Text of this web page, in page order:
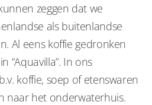
zeggen dat we
als buitenlandse
Al eens koffie gedronken
“Aquavilla”. In ons
koffie, soep of etenswaren
naar het onderwaterhuis.